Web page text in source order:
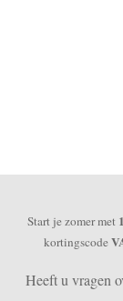
Start je zomer met
kortingscode
Heeft u vragen